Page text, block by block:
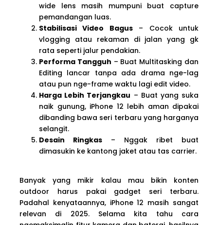
wide lens masih mumpuni buat capture
pemandangan luas.
Stabilisasi Video Bagus– Cocok untuk
vlogging atau rekaman di jalan yang gk
rata seperti jalur pendakian.
Performa Tangguh – Buat Multitasking dan
Editing lancar tanpa ada drama nge-lag
atau pun nge-frame waktu lagi edit video.
Harga Lebih Terjangkau – Buat yang suka
naik gunung, iPhone 12 lebih aman dipakai
dibanding bawa seri terbaru yang harganya
selangit.
Desain Ringkas – Nggak ribet buat
dimasukin ke kantong jaket atau tas carrier.
Banyak yang mikir kalau mau bikin konten
outdoor harus pakai gadget seri terbaru.
Padahal kenyataannya, iPhone 12 masih sangat
relevan di 2025. Selama kita tahu cara